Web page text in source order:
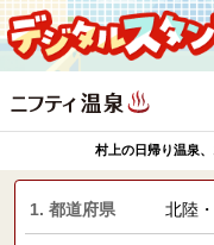
村上の日帰り温泉
1. 都道府県 北陸